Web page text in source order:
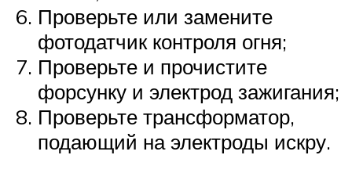
Проверьте или замените
фотодатчик контроля огня;
Проверьте и прочистите
форсунку и электрод зажигания;
Проверьте трансформатор,
подающий на электроды искру.